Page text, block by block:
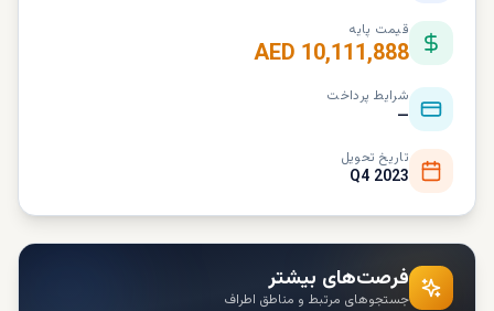
قیمت پایه
AED 10,111,888
شرایط پرداخت
—
تاریخ تحویل
Q4 2023
فرصت‌های بیشتر
جستجوهای مرتبط و مناطق اطراف